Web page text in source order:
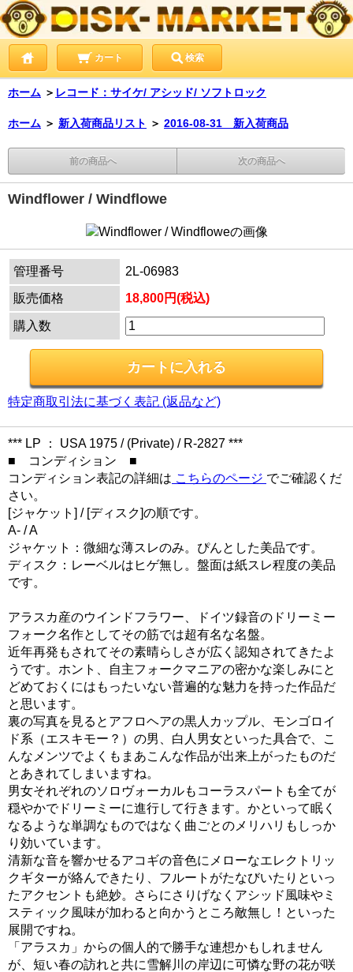
カート 検索
ホーム ＞ レコード：サイケ/ アシッド/ ソフトロック
ホーム ＞ 新入荷商品リスト ＞ 2016-08-31 新入荷商品
前の商品へ 次の商品へ
Windflower / Windflowe
管理番号
2L-06983
販売価格
18,800円(税込)
購入数
特定商取引法に基づく表記 (返品など)
*** LP ： USA 1975 / (Private) / R-2827 ***
■ コンディション ■
コンディション表記の詳細は こちらのページ でご確認くだ
さい。
[ジャケット] / [ディスク]の順です。
A- / A
ジャケット：微細な薄スレのみ。ぴんとした美品です。
ディスク：レーベルはヒゲ無し。盤面は紙スレ程度の美品
です。
アラスカ産のウインドフラワー、ドイツ録音のドリーミー
フォーク名作としてその筋では超有名な名盤。
近年再発もされてその素晴らしさが広く認知されてきたよ
うです。ホント、自主フォークマニアの密かな楽しみにと
どめておくにはもったいない普遍的な魅力を持った作品だ
と思います。
裏の写真を見るとアフロヘアの黒人カップル、モンゴロイ
ド系（エスキモー？）の男、白人男女といった具合で、こ
んなメンツでよくもまあこんな作品が出来上がったものだ
とあきれてしまいますね。
男女それぞれのソロヴォーカルもコーラスパートも全てが
穏やかでドリーミーに進行して行きます。かといって眠く
なるような単調なものではなく曲ごとのメリハリもしっか
り効いています。
清新な音を響かせるアコギの音色にメローなエレクトリッ
クギターが絡んできたり、フルートがたなびいたりといっ
たアクセントも絶妙。さらにさりげなくアシッド風味やミ
スティック風味が加わると向かうところ敵無し！といった
展開ですね。
「アラスカ」からの個人的で勝手な連想かもしれません
が、短い春の訪れと共に雪解川の岸辺に可憐な野の花が咲